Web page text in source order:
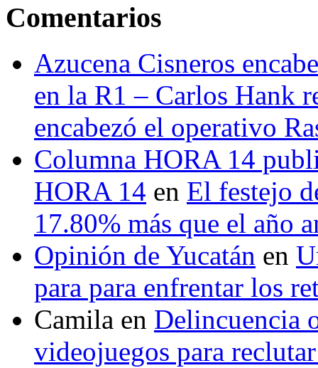
Comentarios
Azucena Cisneros
en la R1 – Carlos Hank
encabezó el operativo
Columna HORA 14
HORA 14 en El festejo
17.80% más que el año
Opinión de Yucatán en
para para enfrentar los
Camila en Delincuencia
videojuegos para